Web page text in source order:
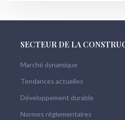
SECTEUR DE LA
Marché dynamique
Tendances actuelles
Développement durable
Normes réglementaires